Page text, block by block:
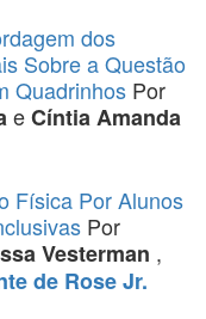
dos
Sobre a Questão
Quadrinhos Por
eCíntia Amanda
Física Por Alunos
Por
Vesterman ,
de Rose Jr.